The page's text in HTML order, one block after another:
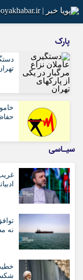
سروش
آپارات رمز عبور
مرا به خاطر بسپار
پارک
سیـاسی
نه